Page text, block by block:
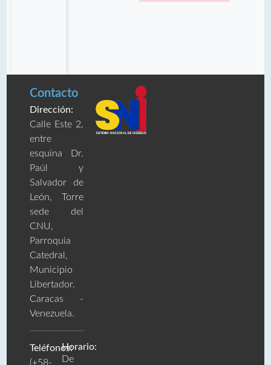
Contacto
Dirección:
Calle Este 2,
entre
esquina Dr.
Paúl y
Salvador de
León, Torre
sede del
CNU,
Parroquia
Catedral,
Municipio
Libertador.
Caracas -
Venezuela.
Teléfonos:
(+58-
Horario:
De